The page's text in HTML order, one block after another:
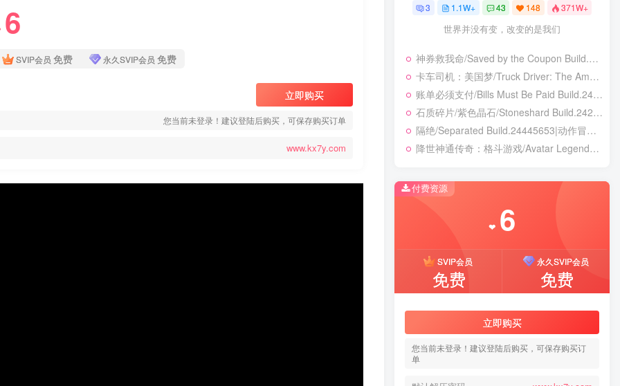
6
SVIP会员 免费 永久SVIP会员 免费
立即购买
您当前未登录！建议登陆后购买，可保存购买订单
www.kx7y.com
3 1.1W+ 43 148 371W+
世界并没有变，改变的是我们
神券救我命/Saved by the Coupon Build.23925962|休闲益智|容量273B|免安装绿色中文版
卡车司机：美国梦/Truck Driver: The American Dream Build.24390879|模拟经营|容量19.5GB|免安装绿色中文版
账单必须支付/Bills Must Be Paid Build.24451921|动作冒险|容量1.4GB|免安装绿色中文版
石质碎片/紫色晶石/Stoneshard Build.24221199|角色扮演|容量887B|免安装绿色中文版
隔绝/Separated Build.24445653|动作冒险|容量8.1GB|免安装绿色中文版
降世神通传奇：格斗游戏/Avatar Legends: The Fighting Game Build.24421547|动作冒险|容量8.2GB|免安装绿色中文版
付费资源
❤ 6
SVIP会员
免费
永久SVIP会员
免费
立即购买
您当前未登录！建议登陆后购买，可保存购买订
单